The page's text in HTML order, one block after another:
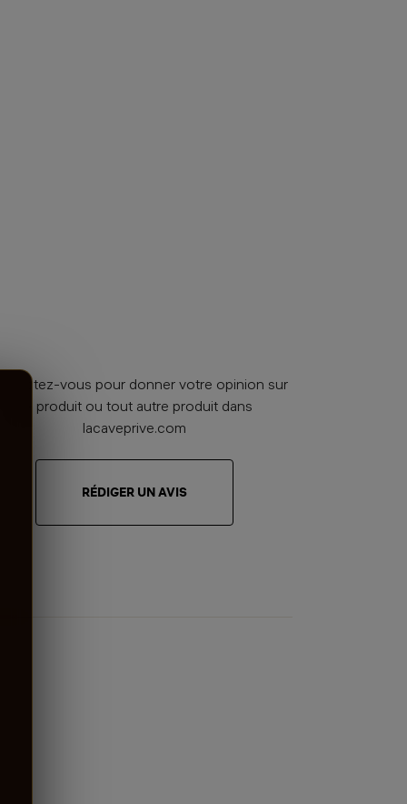
vous pour donner votre opinion sur
ce produit ou tout autre produit dans
lacaveprive.com
RÉDIGER UN AVIS